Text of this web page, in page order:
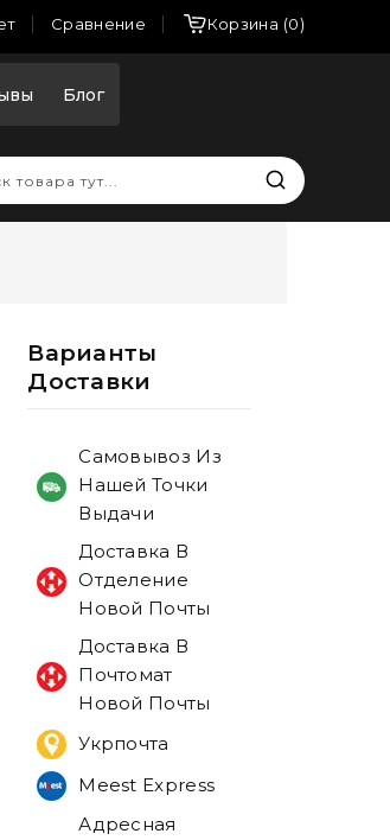
Сравнение Корзина 0
Блог
Варианты
Доставки
Самовывоз Из
Нашей Точки
Выдачи
Доставка В
Отделение
Новой Почты
Доставка В
Почтомат
Новой Почты
Укрпочта
Meest Express
Адресная